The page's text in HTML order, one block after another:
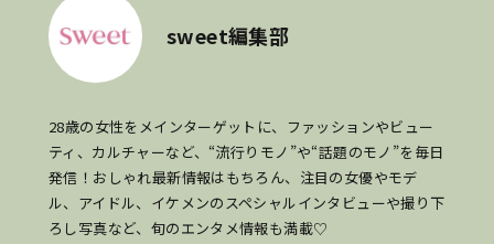
sweet編集部
28歳の女性をメインターゲットに、ファッションやビュー
ティ、カルチャーなど、“流行りモノ”や“話題のモノ”を毎日
発信！おしゃれ最新情報はもちろん、注目の女優やモデ
ル、アイドル、イケメンのスペシャルインタビューや撮り下
ろし写真など、旬のエンタメ情報も満載♡